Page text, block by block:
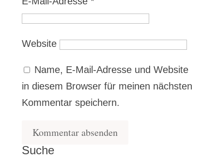
Website
Name, E-Mail-Adresse und Website
in diesem Browser für meinen nächsten
Kommentar speichern.
Suche